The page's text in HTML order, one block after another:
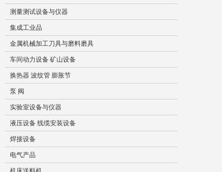
测量测试设备与仪器
集成工业品
金属机械加工刀具与磨料磨具
车间动力设备 矿山设备
换热器 波纹管 膨胀节
泵 阀
实验室设备与仪器
液压设备 线缆安装设备
焊接设备
电气产品